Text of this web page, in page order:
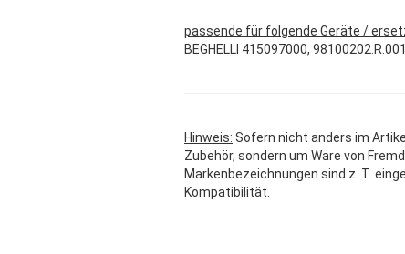
passende für folgende Geräte /
BEGHELLI 415097000, 98100202.R.001​​​​​​​
Hinweis: Sofern nicht anders im
Zubehör, sondern um Ware von
Markenbezeichnungen sind z. T.
Kompatibilität.